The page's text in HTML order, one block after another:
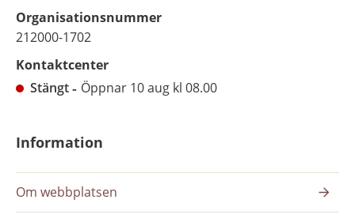
Organisationsnummer
212000-1702
Kontaktcenter
Stängt
Öppnar 10 aug kl 08.00
Information
Om webbplatsen